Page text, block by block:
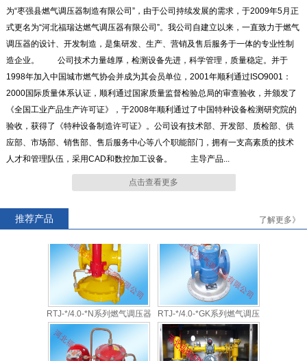
为“枣强县燃气调压器制造有限公司”，由于公司持续发展的需求，于2009年5月正
式更名为“河北福瑞达燃气调压器有限公司”。我公司自建立以来，一直致力于燃气
调压器的设计、开发制造，是集研发、生产、营销及售后服务于一体的专业性制
造企业。 公司技术力量雄厚，检测设备先进，科学管理，质量稳定。并于
1998年加入中国城市燃气协会并成为其会员单位，2001年顺利通过ISO9001：
2000国际质量体系认证，顺利通过国家质量监督检验总局的审查验收，并颁发了
《全国工业产品生产许可证》，于2008年顺利通过了中国特种设备检测研究院的
验收，获得了《特种设备制造许可证》。公司设有技术部、开发部、质检部、供
应部、市场部、销售部、售后服务中心等八个职能部门，拥有一支高素质的技术
人才和管理队伍，采用CAD和数控加工设备。 主导产品...
点击查看更多
推荐产品 了解更多》
RTZ-*/4.0-*G系列燃气调压器 RTZ-15/0.4中压进户表前调压
器
RTZ-*/0.4FQ系列燃气调压器 RTZ-*/0.4-*A系列燃气调压器
器
RTJ-*0.4-*FK系列燃气调压器
意大利塔塔里尼A140并联调
压柜